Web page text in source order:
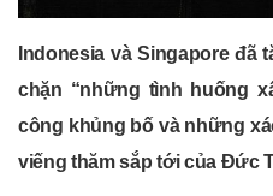
Indonesia và Singapore đã
chặn “những tình huống
công khủng bố và những
viếng thăm sắp tới của Đức